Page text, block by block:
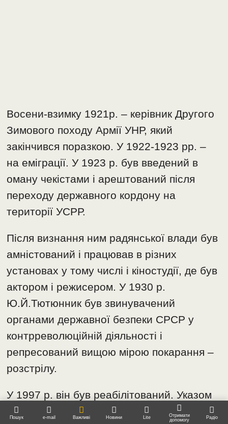
Восени-взимку 1921р. – керівник Другого
Зимового походу Армії УНР, який
закінчився поразкою. У 1922-1923 рр. –
на еміграції. У 1923 р. був введений в
оману чекістами і арештований після
переходу державного кордону на
території УСРР.
Після визнання ним радянської влади був
амністований і працював в різних
установах у тому числі і кіностудії, де був
актором і режисером. У 1930 р.
Ю.Й.Тютюнник був звинувачений
органами державної безпеки СРСР у
контрреволюційній діяльності і
репресований вищою мірою покарання –
розстрілу.
У 1997 р. він був реабілітований. Указом
Президента України № 411 від 23.08.2021
Пошук e-mail Важливі Новини Lite
Отримати
допомогу
Радіо